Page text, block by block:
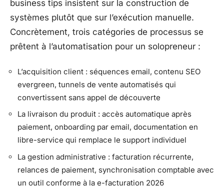
business tips insistent sur la construction de
systèmes plutôt que sur l’exécution manuelle.
Concrètement, trois catégories de processus se
prêtent à l’automatisation pour un solopreneur :
L’acquisition client : séquences email, contenu SEO
evergreen, tunnels de vente automatisés qui
convertissent sans appel de découverte
La livraison du produit : accès automatique après
paiement, onboarding par email, documentation en
libre-service qui remplace le support individuel
La gestion administrative : facturation récurrente,
relances de paiement, synchronisation comptable avec
un outil conforme à la e-facturation 2026